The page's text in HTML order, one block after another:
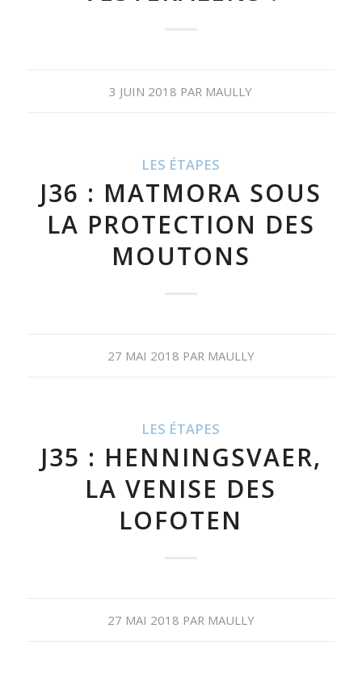
3 JUIN 2018 PAR MAULLY
LES ÉTAPES
J36 : MATMORA SOUS
LA PROTECTION DES
MOUTONS
27 MAI 2018 PAR MAULLY
LES ÉTAPES
J35 : HENNINGSVAER,
LA VENISE DES
LOFOTEN
27 MAI 2018 PAR MAULLY